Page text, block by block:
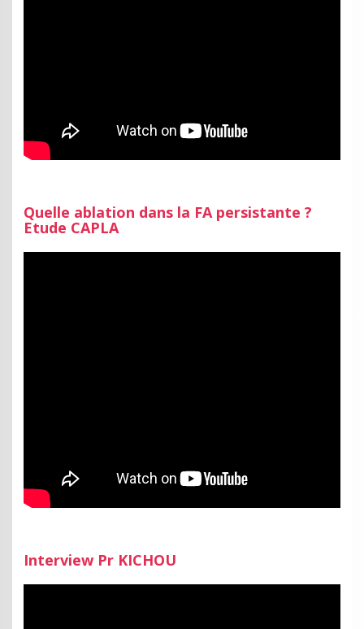
Quelle ablation dans la FA persistante ?
Etude CAPLA
Interview Pr KICHOU